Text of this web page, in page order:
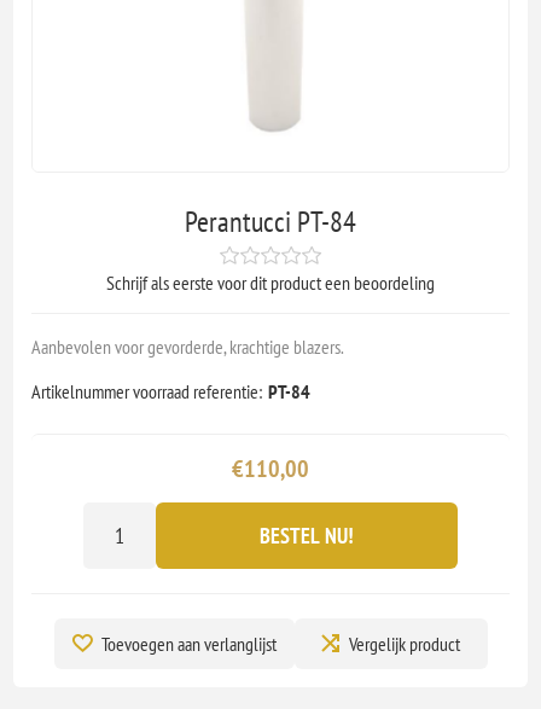
Perantucci PT-84
Schrijf als eerste voor dit product een beoordeling
Aanbevolen voor gevorderde, krachtige blazers.
Artikelnummer voorraad referentie: PT-84
€110,00
BESTEL NU!
Toevoegen aan verlanglijst Vergelijk product